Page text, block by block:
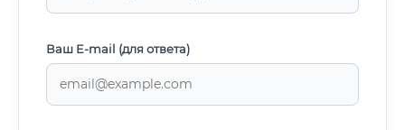
Ваш E-mail (для ответа)